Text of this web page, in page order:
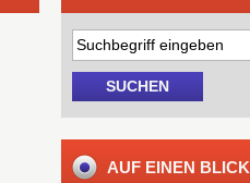
AUF EINEN BLICK